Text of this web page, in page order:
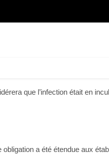
que l’infection était en
a été étendue aux